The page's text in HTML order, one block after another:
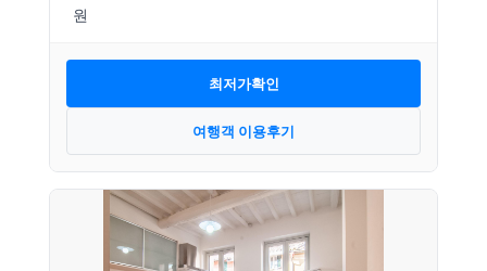
최저가확인
여행객 이용후기